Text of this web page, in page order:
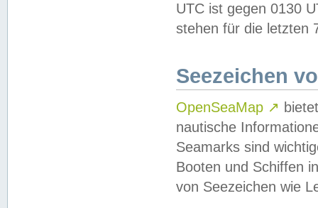
UTC ist gegen 0130
stehen für die letzten
Seezeichen
OpenSeaMap ↗
nautische
Seamarks sind
Booten und Schiffen
von Seezeichen wie